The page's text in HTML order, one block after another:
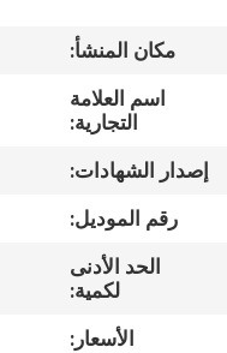
برنامج
حولنا
جولة
المصنع
مكان المنشأ:
اسم العلامة
التجارية:
إصدار الشهادات:
رقم الموديل:
الحد الأدنى
لكمية:
الأسعار: